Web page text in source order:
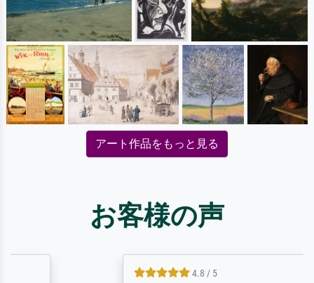
アート作品をもっと見る
お客様の声
4.8 / 5